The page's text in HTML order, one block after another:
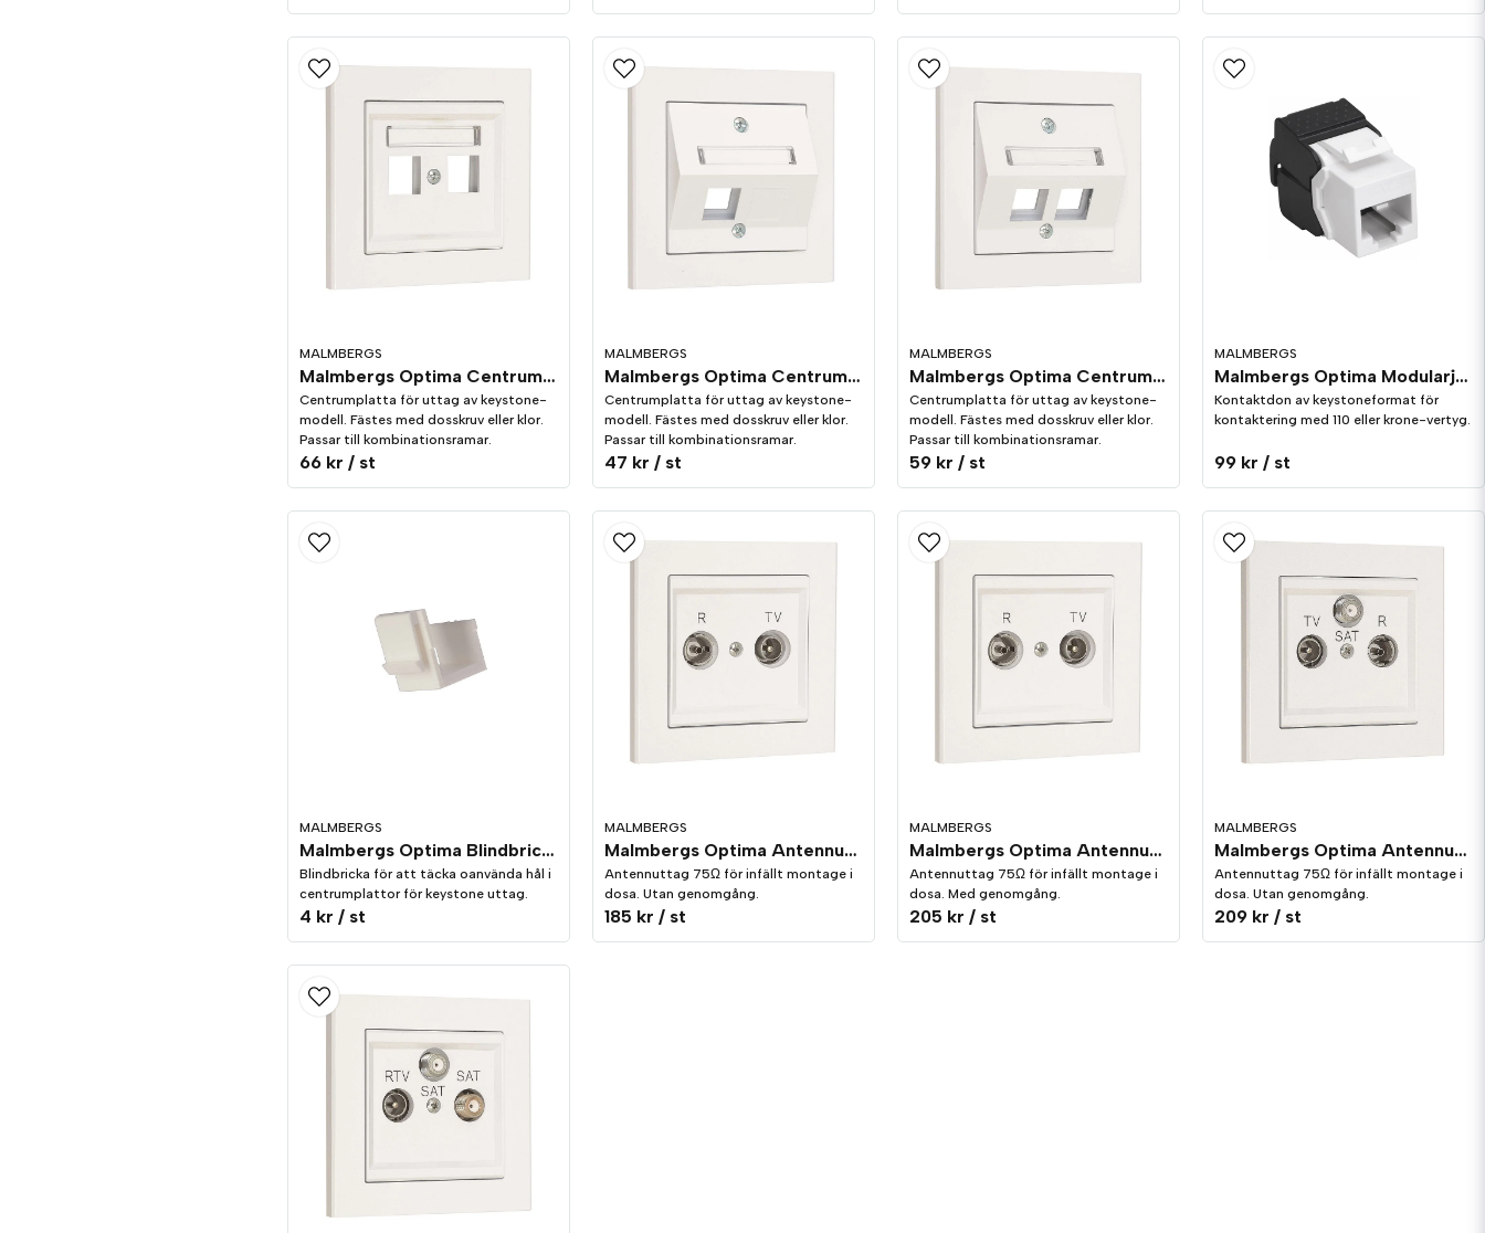
MALMBERGS
Malmbergs Optima Centrumplatta keystone rak, 2-vägs Vit
Centrumplatta för uttag av keystone-
modell. Fästes med dosskruv eller klor.
Passar till kombinationsramar.
66 kr / st
MALMBERGS
Malmbergs Optima Centrumplatta keystone vinklad, 1-vägs Vit
Centrumplatta för uttag av keystone-
modell. Fästes med dosskruv eller klor.
Passar till kombinationsramar.
47 kr / st
MALMBERGS
Malmbergs Optima Centrumplatta keystone vinklad, 2-vägs Vit
Centrumplatta för uttag av keystone-
modell. Fästes med dosskruv eller klor.
Passar till kombinationsramar.
59 kr / st
MALMBERGS
Malmbergs Optima Modularjack Keystone, Cat.6, UTP
Kontaktdon av keystoneformat för
kontaktering med 110 eller krone-vertyg.
99 kr / st
MALMBERGS
Malmbergs Optima Blindbricka Keystone Vit
Blindbricka för att täcka oanvända hål i
centrumplattor för keystone uttag.
4 kr / st
MALMBERGS
Malmbergs Optima Antennuttag utan genomgång för Radio/TV Vit
Antennuttag 75Ω för infällt montage i
dosa. Utan genomgång.
185 kr / st
MALMBERGS
Malmbergs Optima Antennuttag med genomgång för Radio/TV Vit
Antennuttag 75Ω för infällt montage i
dosa. Med genomgång.
205 kr / st
MALMBERGS
Malmbergs Optima Antennuttag utan genomgång Radio/TV/Sat Vit
Antennuttag 75Ω för infällt montage i
dosa. Utan genomgång.
209 kr / st